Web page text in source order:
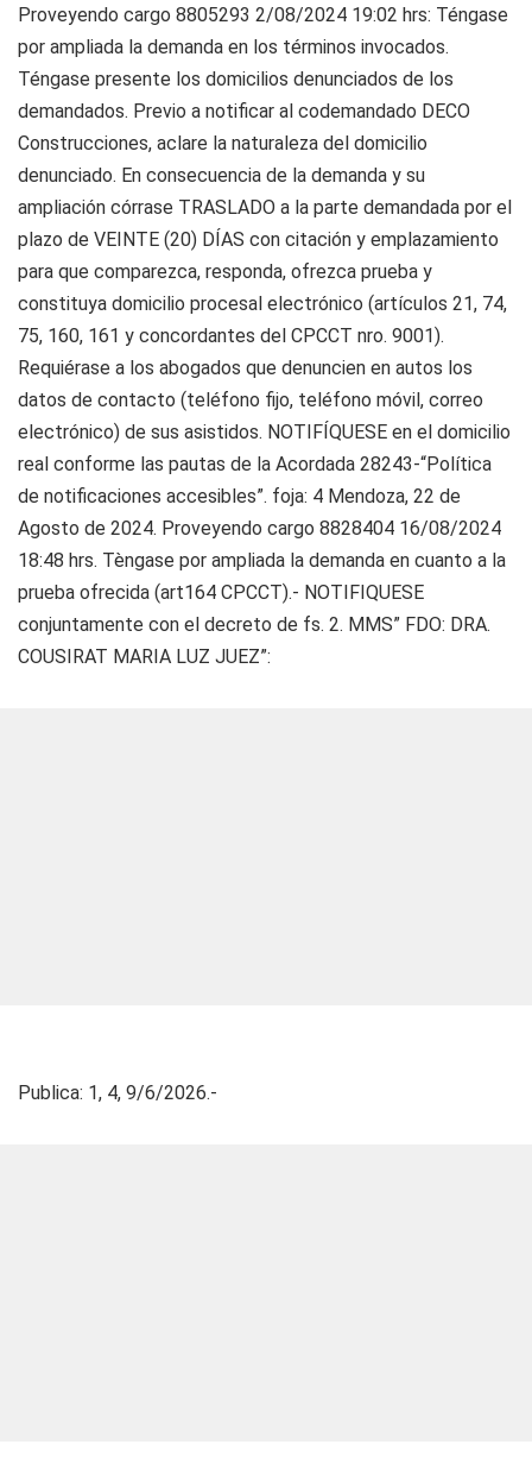
Proveyendo cargo 8805293 2/08/2024 19:02 hrs: Téngase
por ampliada la demanda en los términos invocados.
Téngase presente los domicilios denunciados de los
demandados. Previo a notificar al codemandado DECO
Construcciones, aclare la naturaleza del domicilio
denunciado. En consecuencia de la demanda y su
ampliación córrase TRASLADO a la parte demandada por el
plazo de VEINTE (20) DÍAS con citación y emplazamiento
para que comparezca, responda, ofrezca prueba y
constituya domicilio procesal electrónico (artículos 21, 74,
75, 160, 161 y concordantes del CPCCT nro. 9001).
Requiérase a los abogados que denuncien en autos los
datos de contacto (teléfono fijo, teléfono móvil, correo
electrónico) de sus asistidos. NOTIFÍQUESE en el domicilio
real conforme las pautas de la Acordada 28243-“Política
de notificaciones accesibles”. foja: 4 Mendoza, 22 de
Agosto de 2024. Proveyendo cargo 8828404 16/08/2024
18:48 hrs. Tèngase por ampliada la demanda en cuanto a la
prueba ofrecida (art164 CPCCT).- NOTIFIQUESE
conjuntamente con el decreto de fs. 2. MMS” FDO: DRA.
COUSIRAT MARIA LUZ JUEZ”:
Publica: 1, 4, 9/6/2026.-